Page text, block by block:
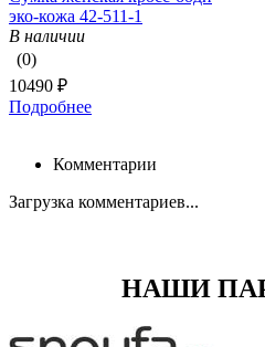
эко-кожа 42-511-1
В наличии
(0)
10490 ₽
Подробнее
Комментарии
Загрузка комментариев...
НАШИ